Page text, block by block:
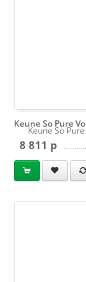
Keune So
Keune So Pure
8 811 p